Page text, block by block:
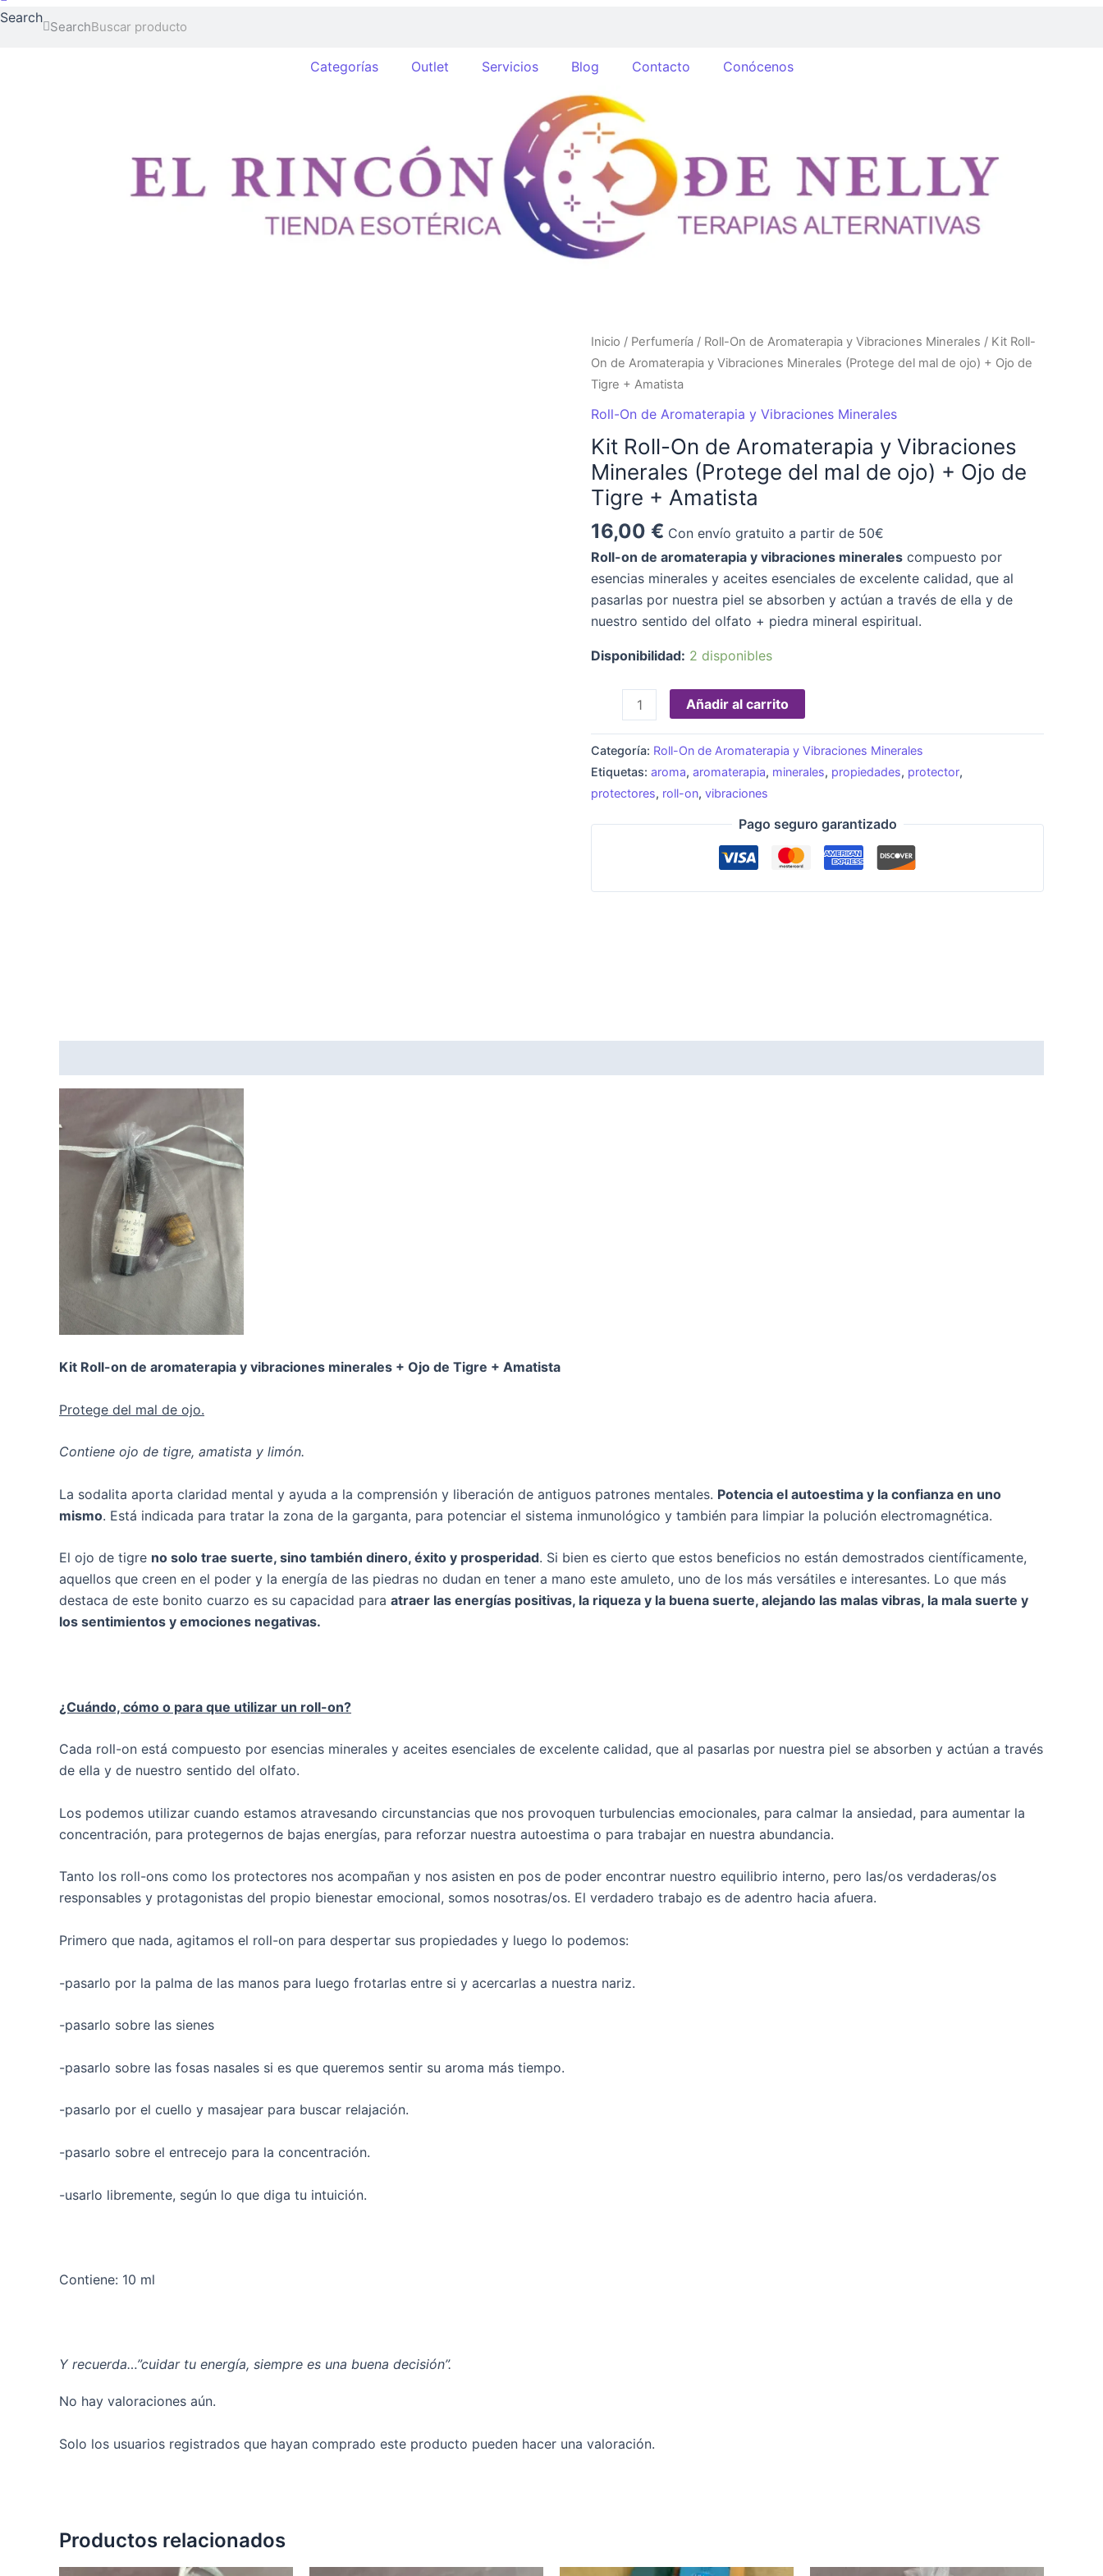
Search
Search
Categorías Outlet Servicios Blog Contacto Conócenos
Inicio / Perfumería / Roll-On de Aromaterapia y Vibraciones Minerales / Kit Roll-
On de Aromaterapia y Vibraciones Minerales (Protege del mal de ojo) + Ojo de
Tigre + Amatista
Roll-On de Aromaterapia y Vibraciones Minerales
Kit Roll-On de Aromaterapia y Vibraciones
Minerales (Protege del mal de ojo) + Ojo de
Tigre + Amatista
16,00 € Con envío gratuito a partir de 50€
Roll-on de aromaterapia y vibraciones minerales compuesto por
esencias minerales y aceites esenciales de excelente calidad, que al
pasarlas por nuestra piel se absorben y actúan a través de ella y de
nuestro sentido del olfato + piedra mineral espiritual.
Disponibilidad: 2 disponibles
Kit
Roll-
On
de
y
Vibraciones
Minerales
(Protege
del
mal
de
ojo)
+
de
Amatista
cantidad
Añadir al carrito
Categoría: Roll-On de Aromaterapia y Vibraciones Minerales
Etiquetas: aroma, aromaterapia, minerales, propiedades, protector,
protectores, roll-on, vibraciones
Pago seguro garantizado
Kit Roll-on de aromaterapia y vibraciones minerales + Ojo de Tigre + Amatista
Protege del mal de ojo.
Contiene ojo de tigre, amatista y limón.
La sodalita aporta claridad mental y ayuda a la comprensión y liberación de antiguos patrones mentales. Potencia el autoestima y la confianza en uno
mismo. Está indicada para tratar la zona de la garganta, para potenciar el sistema inmunológico y también para limpiar la polución electromagnética.
El ojo de tigre no solo trae suerte, sino también dinero, éxito y prosperidad. Si bien es cierto que estos beneficios no están demostrados científicamente,
aquellos que creen en el poder y la energía de las piedras no dudan en tener a mano este amuleto, uno de los más versátiles e interesantes. Lo que más
destaca de este bonito cuarzo es su capacidad para atraer las energías positivas, la riqueza y la buena suerte, alejando las malas vibras, la mala suerte y
los sentimientos y emociones negativas.
¿Cuándo, cómo o para que utilizar un roll-on?
Cada roll-on está compuesto por esencias minerales y aceites esenciales de excelente calidad, que al pasarlas por nuestra piel se absorben y actúan a través
de ella y de nuestro sentido del olfato.
Los podemos utilizar cuando estamos atravesando circunstancias que nos provoquen turbulencias emocionales, para calmar la ansiedad, para aumentar la
concentración, para protegernos de bajas energías, para reforzar nuestra autoestima o para trabajar en nuestra abundancia.
Tanto los roll-ons como los protectores nos acompañan y nos asisten en pos de poder encontrar nuestro equilibrio interno, pero las/os verdaderas/os
responsables y protagonistas del propio bienestar emocional, somos nosotras/os. El verdadero trabajo es de adentro hacia afuera.
Primero que nada, agitamos el roll-on para despertar sus propiedades y luego lo podemos:
-pasarlo por la palma de las manos para luego frotarlas entre si y acercarlas a nuestra nariz.
-pasarlo sobre las sienes
-pasarlo sobre las fosas nasales si es que queremos sentir su aroma más tiempo.
-pasarlo por el cuello y masajear para buscar relajación.
-pasarlo sobre el entrecejo para la concentración.
-usarlo libremente, según lo que diga tu intuición.
Contiene: 10 ml
Y recuerda…”cuidar tu energía, siempre es una buena decisión”.
No hay valoraciones aún.
Solo los usuarios registrados que hayan comprado este producto pueden hacer una valoración.
Productos relacionados